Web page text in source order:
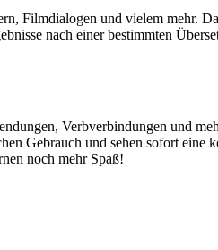
Filmdialogen und vielem mehr.
nach einer bestimmten
Verbverbindungen und
Gebrauch und sehen sofort eine
noch mehr Spaß!